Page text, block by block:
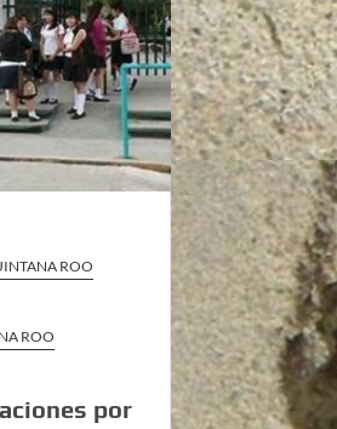
ROO
ROO
por